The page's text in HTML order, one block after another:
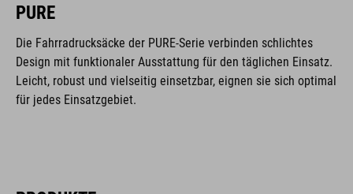
PURE
Die Fahrradrucksäcke der PURE-Serie verbinden schlichtes
Design mit funktionaler Ausstattung für den täglichen Einsatz.
Leicht, robust und vielseitig einsetzbar, eignen sie sich optimal
für jedes Einsatzgebiet.